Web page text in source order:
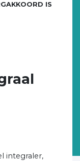
IS
integraler,